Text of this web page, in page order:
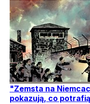
"Zemsta na
pokazują, co potrafią